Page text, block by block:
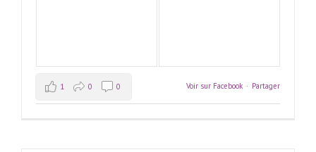
Voir sur Facebook · Partager
1 0 0